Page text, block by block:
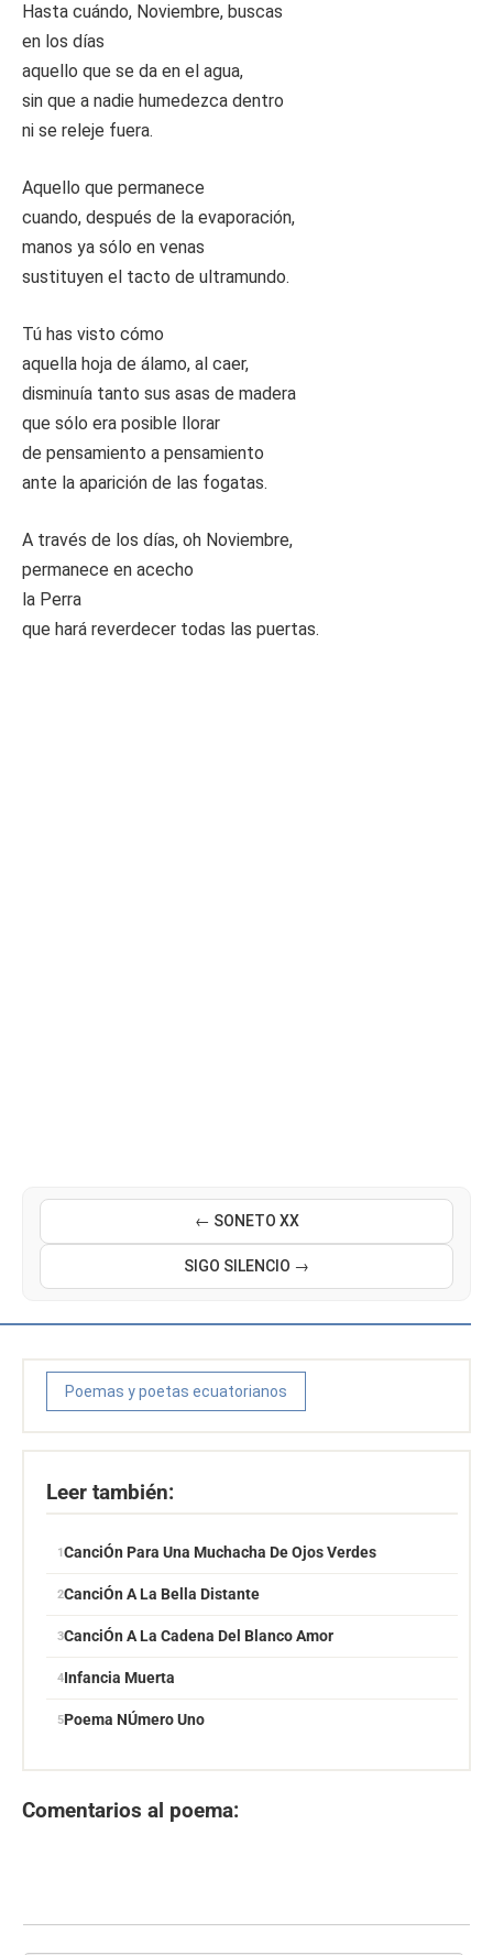
Hasta cuándo, Noviembre, buscas
en los días
aquello que se da en el agua,
sin que a nadie humedezca dentro
ni se releje fuera.
Aquello que permanece
cuando, después de la evaporación,
manos ya sólo en venas
sustituyen el tacto de ultramundo.
Tú has visto cómo
aquella hoja de álamo, al caer,
disminuía tanto sus asas de madera
que sólo era posible llorar
de pensamiento a pensamiento
ante la aparición de las fogatas.
A través de los días, oh Noviembre,
permanece en acecho
la Perra
que hará reverdecer todas las puertas.
← SONETO XX
SIGO SILENCIO →
Poemas y poetas ecuatorianos
Leer también:
CanciÓn Para Una Muchacha De Ojos Verdes
CanciÓn A La Bella Distante
CanciÓn A La Cadena Del Blanco Amor
Infancia Muerta
Poema NÚmero Uno
Comentarios al poema: